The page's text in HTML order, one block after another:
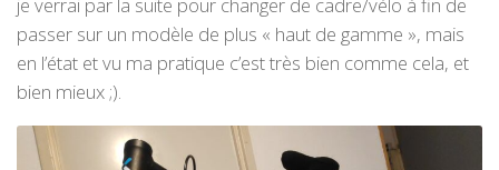
je verrai par la suite pour changer de cadre/vélo à fin de
passer sur un modèle de plus « haut de gamme », mais
en l’état et vu ma pratique c’est très bien comme cela, et
bien mieux ;).